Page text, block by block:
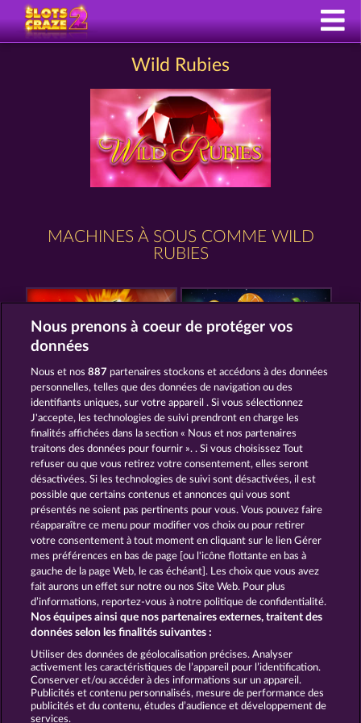
Wild Rubies
MACHINES À SOUS COMME WILD
RUBIES
EXPLODIAC MAXI PLAY FRUITS & WILDS 2
SUPER DUPER CHERRY
CGU Charte de confidentialité
Mentions légales Société FAQ
Facebook
Envoyer la demande de rétractation
Nous prenons à coeur de protéger vos
données
Nous et nos887 partenaires stockons et accédons à des données
personnelles, telles que des données de navigation ou des
identifiants uniques, sur votre appareil . Si vous sélectionnez
J'accepte, les technologies de suivi prendront en charge les
finalités affichées dans la section « Nous et nos partenaires
traitons des données pour fournir ». . Si vous choisissez Tout
refuser ou que vous retirez votre consentement, elles seront
désactivées. Si les technologies de suivi sont désactivées, il est
possible que certains contenus et annonces qui vous sont
présentés ne soient pas pertinents pour vous. Vous pouvez faire
réapparaître ce menu pour modifier vos choix ou pour retirer
votre consentement à tout moment en cliquant sur le lien Gérer
mes préférences en bas de page [ou l'icône flottante en bas à
gauche de la page Web, le cas échéant]. Les choix que vous avez
fait aurons un effet sur notre ou nos Site Web. Pour plus
d’informations, reportez-vous à notre politique de confidentialité.
Nos équipes ainsi que nos partenaires externes, traitent des
données selon les finalités suivantes :
Utiliser des données de géolocalisation précises. Analyser
activement les caractéristiques de l’appareil pour l’identification.
Conserver et/ou accéder à des informations sur un appareil.
Publicités et contenu personnalisés, mesure de performance des
publicités et du contenu, études d’audience et développement de
services.